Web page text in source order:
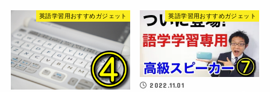
英語学習用おすすめガジェット 英語学習用おすすめガジェット
2022.11.01